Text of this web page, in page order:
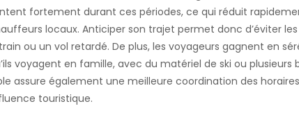
fortement durant ces périodes, ce qui réduit
locaux. Anticiper son trajet permet donc d’éviter
ou un vol retardé. De plus, les voyageurs gagnent en
voyagent en famille, avec du matériel de ski ou plusieurs
assure également une meilleure coordination des
touristique.